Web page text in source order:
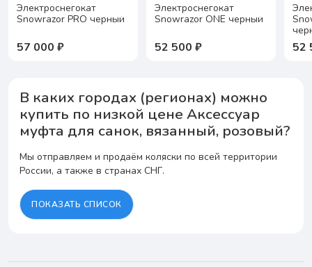
Электроснегокат
Snowrazor PRO черный
57 000 ₽
Электроснегокат
Snowrazor ONE черный
52 500 ₽ 52
В каких городах (регионах) можно
купить по низкой цене Аксессуар
муфта для санок, вязанный, розовый?
Мы отправляем и продаём коляски по всей территории
России, а также в странах СНГ.
ПОКАЗАТЬ СПИСОК